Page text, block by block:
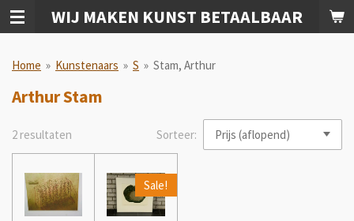
Ga
direct
de
WIJ MAKEN KUNST BETAALBAAR
Home » Kunstenaars » S » Stam, Arthur
Arthur Stam
2 resultaten Sorteer:
Sale!